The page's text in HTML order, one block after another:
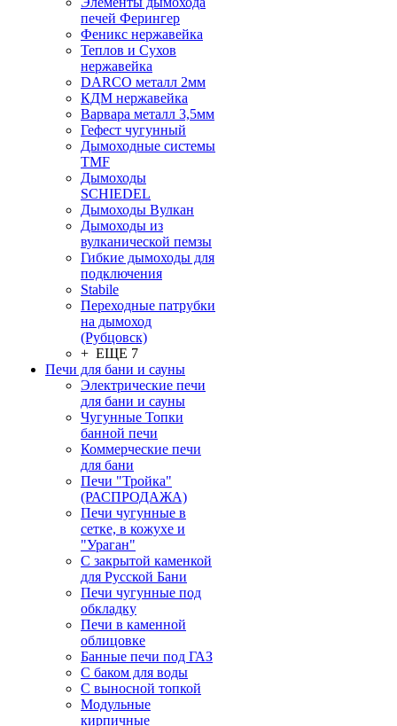
печей Ферингер
Феникс нержавейка
Теплов и Сухов
нержавейка
DARCO металл 2мм
КДМ нержавейка
Варвара металл 3,5мм
Гефест чугунный
Дымоходные системы
TMF
Дымоходы
SCHIEDEL
Дымоходы Вулкан
Дымоходы из
вулканической пемзы
Гибкие дымоходы для
подключения
Stabile
Переходные патрубки
на дымоход
(Рубцовск)
+ ЕЩЕ 7
Печи для бани и сауны
Электрические печи
для бани и сауны
Чугунные Топки
банной печи
Коммерческие печи
для бани
Печи "Тройка"
(РАСПРОДАЖА)
Печи чугунные в
сетке, в кожухе и
"Ураган"
С закрытой каменкой
для Русской Бани
Печи чугунные под
обкладку
Печи в каменной
облицовке
Банные печи под ГАЗ
С баком для воды
С выносной топкой
Модульные
кирпичные